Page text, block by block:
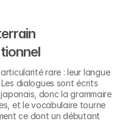
rare : leur langue
dialogues sont écrits
donc la grammaire
et le vocabulaire tourne
ce dont un débutant